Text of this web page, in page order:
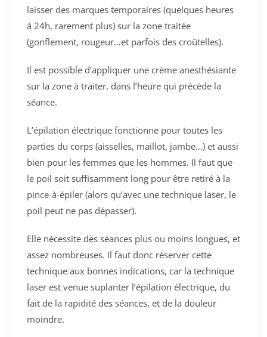
laisser des marques temporaires (quelques heures
à 24h, rarement plus) sur la zone traitée
(gonflement, rougeur…et parfois des croûtelles).
Il est possible d’appliquer une crème anesthésiante
sur la zone à traiter, dans l’heure qui précède la
séance.
L’épilation électrique fonctionne pour toutes les
parties du corps (aisselles, maillot, jambe…) et aussi
bien pour les femmes que les hommes. Il faut que
le poil soit suffisamment long pour être retiré à la
pince-à-épiler (alors qu’avec une technique laser, le
poil peut ne pas dépasser).
Elle nécessite des séances plus ou moins longues, et
assez nombreuses. Il faut donc réserver cette
technique aux bonnes indications, car la technique
laser est venue suplanter l’épilation électrique, du
fait de la rapidité des séances, et de la douleur
moindre.